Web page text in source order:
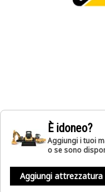
È idoneo?
Aggiungi i tuoi
o se sono
Aggiungi attrezzatura